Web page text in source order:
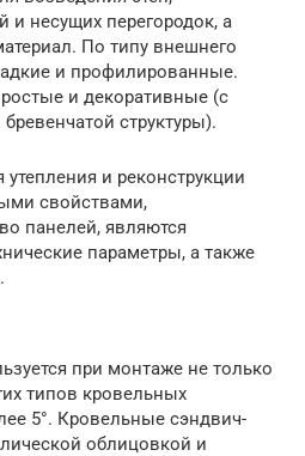
несущих перегородок, а
По типу внешнего
и профилированные.
и декоративные (с
структуры).
и реконструкции
свойствами,
панелей, являются
параметры, а также
при монтаже не только
типов кровельных
5°. Кровельные сэндвич-
облицовкой и